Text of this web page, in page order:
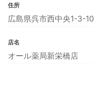
住所
広島県呉市西中央1-3-10
店名
オール薬局新栄橋店